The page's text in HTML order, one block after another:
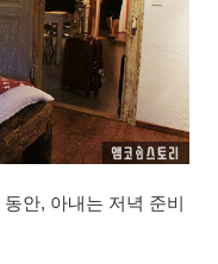
안, 아내는 저녁 준비